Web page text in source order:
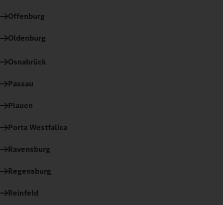
Offenburg
Oldenburg
Osnabrück
Passau
Plauen
Porta Westfalica
Ravensburg
Regensburg
Reinfeld